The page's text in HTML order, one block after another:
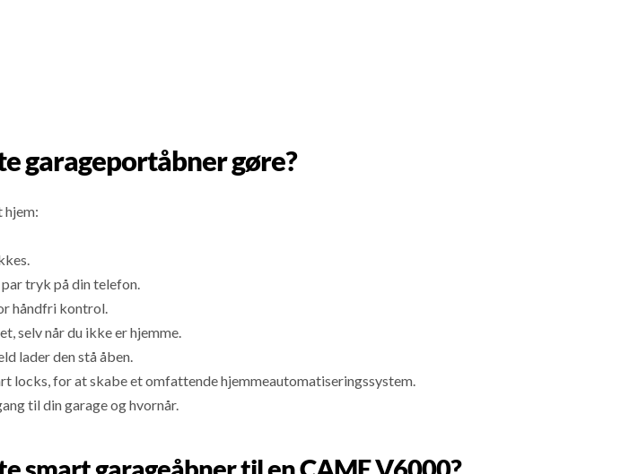
garageportåbner gøre?
hjem:
tryk på din telefon.
håndfri kontrol.
selv når du ikke er hjemme.
lader den stå åben.
locks, for at skabe et omfattende hjemmeautomatiseringssystem.
til din garage og hvornår.